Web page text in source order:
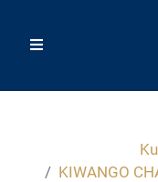
KIWANGO